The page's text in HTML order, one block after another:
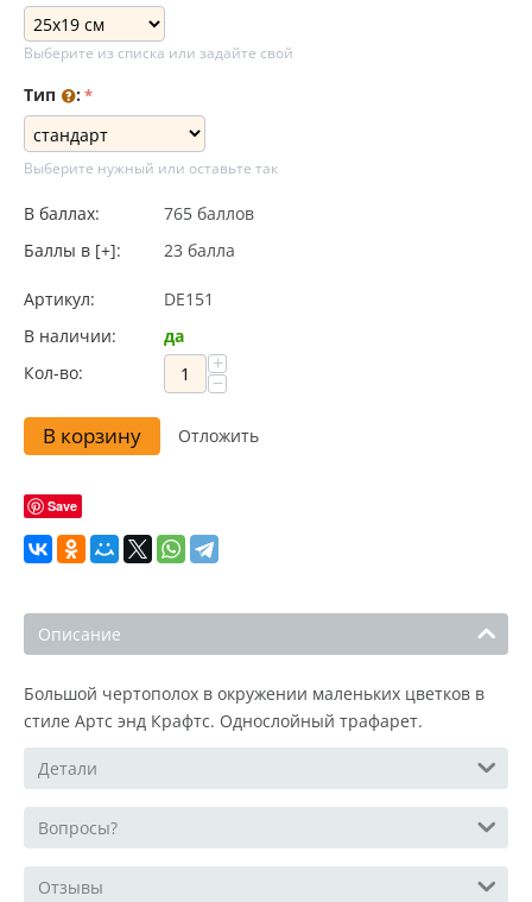
Выберите из списка или задайте свой
Тип :
Выберите нужный или оставьте так
В баллах:
765 баллов
Баллы в [+]:
23 балла
Артикул:
DE151
В наличии:
да
Кол-во:
+
−
В корзину Отложить
Save
Описание
Большой чертополох в окружении маленьких цветков в
стиле Артс энд Крафтс. Однослойный трафарет.
Детали
Вопросы?
Отзывы